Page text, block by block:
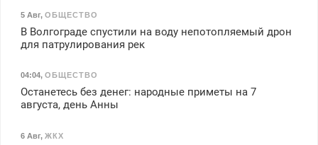
5 Авг, ОБЩЕСТВО
В Волгограде спустили на воду непотопляемый дрон
для патрулирования рек
04:04, ОБЩЕСТВО
Останетесь без денег: народные приметы на 7
августа, день Анны
6 Авг, ЖКХ